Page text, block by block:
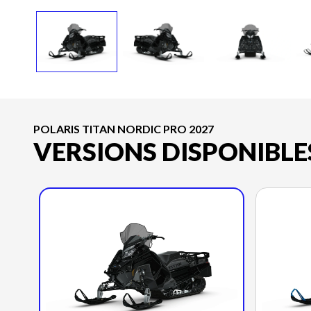
POLARIS TITAN NORDIC PRO 2027
VERSIONS